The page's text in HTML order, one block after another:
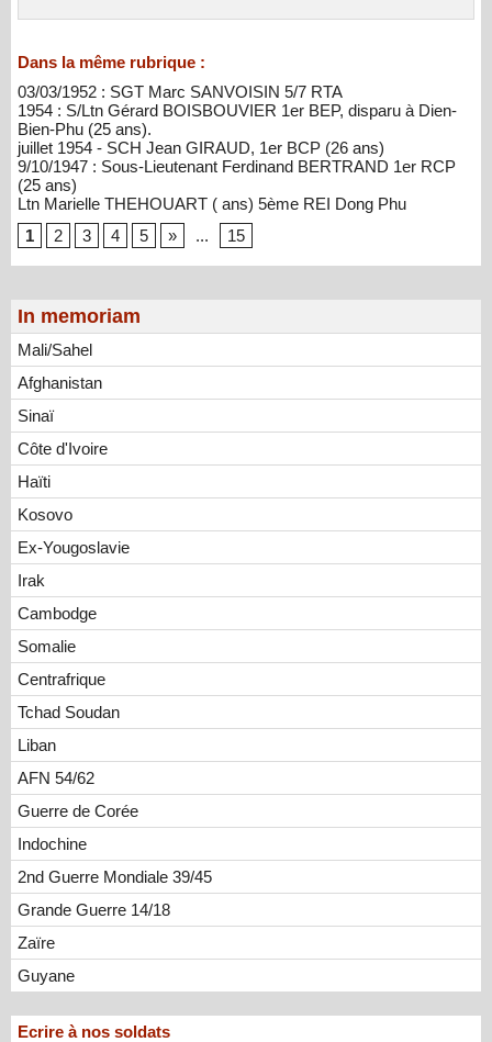
In memoriam
Mali/Sahel
Afghanistan
Sinaï
Côte d'Ivoire
Haïti
Kosovo
Ex-Yougoslavie
Irak
Cambodge
Somalie
Centrafrique
Tchad Soudan
Liban
AFN 54/62
Guerre de Corée
Indochine
2nd Guerre Mondiale 39/45
Grande Guerre 14/18
Zaïre
Guyane
Ecrire à nos soldats
Dans la même rubrique :
03/03/1952 : SGT Marc SANVOISIN 5/7 RTA
1954 : S/Ltn Gérard BOISBOUVIER 1er BEP, disparu à Dien-
Bien-Phu (25 ans).
juillet 1954 - SCH Jean GIRAUD, 1er BCP (26 ans)
9/10/1947 : Sous-Lieutenant Ferdinand BERTRAND 1er RCP
(25 ans)
Ltn Marielle THEHOUART ( ans) 5ème REI Dong Phu
1
2 3 4 5 » ... 15